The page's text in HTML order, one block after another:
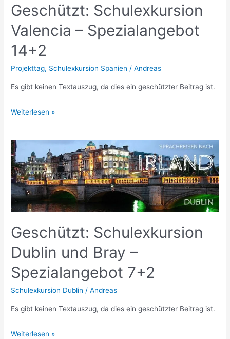
Geschützt: Schulexkursion
Valencia – Spezialangebot
14+2
Projekttag, Schulexkursion Spanien /Andreas
Es gibt keinen Textauszug, da dies ein geschützter Beitrag ist.
Geschützt:
–
Spezialangebot
14+2
Weiterlesen »
Geschützt: Schulexkursion
Dublin und Bray –
Spezialangebot 7+2
Schulexkursion Dublin /Andreas
Es gibt keinen Textauszug, da dies ein geschützter Beitrag ist.
Geschützt:
Weiterlesen »